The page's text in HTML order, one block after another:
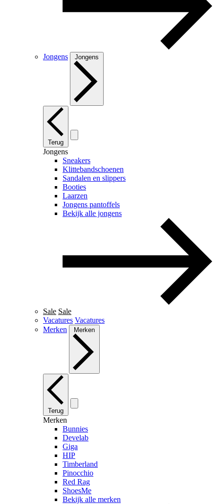
Jongens Jongens
Terug
Jongens
Sneakers
Klittebandschoenen
Sandalen en slippers
Booties
Laarzen
Jongens pantoffels
Bekijk alle jongens
Sale Sale
Vacatures Vacatures
Merken
Merken
Terug
Merken
Bunnies
Develab
Giga
HIP
Timberland
Pinocchio
Red Rag
ShoesMe
Bekijk alle merken